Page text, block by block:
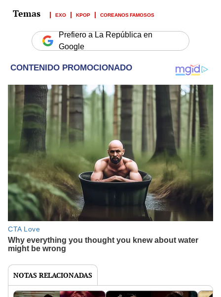
EXO KPOP COREANOS FAMOSOS
Prefiero a La República en
Google
NOTAS RELACIONADAS